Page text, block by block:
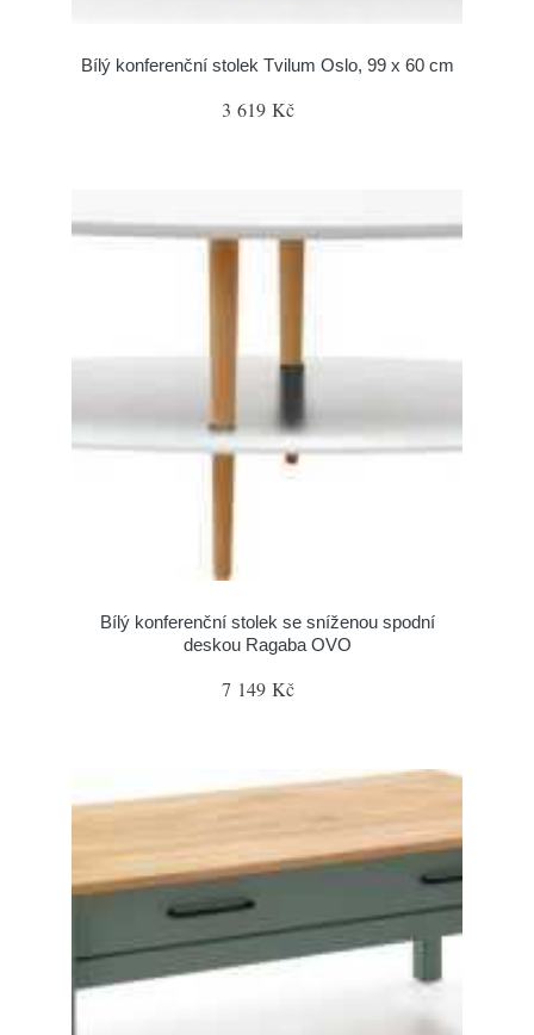
Bílý konferenční stolek Tvilum Oslo, 99 x 60 cm
3 619 Kč
Bílý konferenční stolek se sníženou spodní
deskou Ragaba OVO
7 149 Kč